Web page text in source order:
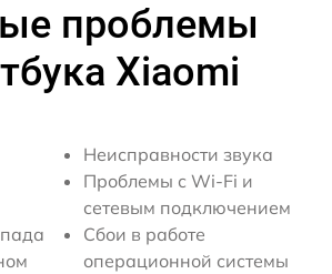
проблемы
Xiaomi
Неисправности звука
Проблемы с Wi-Fi и
сетевым подключением
Сбои в работе
операционной системы